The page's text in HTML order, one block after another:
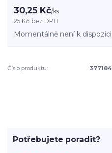
30,25 Kč/ks
25 Kč bez DPH
Momentálně není k dispozici
Číslo produktu: 377184
Potřebujete poradit?